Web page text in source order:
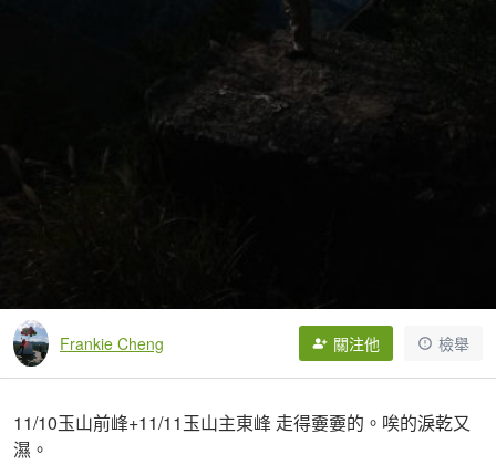
Frankie Cheng 關注他 檢舉
11/10玉山前峰+11/11玉山主東峰 走得嫑嫑的。唉的淚乾又
濕。